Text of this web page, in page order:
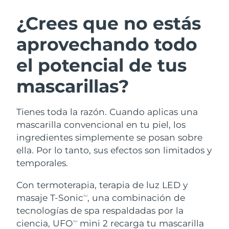
¿Crees que no estás
aprovechando todo
el potencial de tus
mascarillas?
Tienes toda la razón. Cuando aplicas una
mascarilla convencional en tu piel, los
ingredientes simplemente se posan sobre
ella. Por lo tanto, sus efectos son limitados y
temporales.
Con termoterapia, terapia de luz LED y
masaje T-SonicTM, una combinación de
tecnologías de spa respaldadas por la
ciencia, UFOTM
mini 2 recarga tu mascarilla
Limpieza facial
LUNA™ 4 pack
Anti-aging massage
LUNA™ 4 Plus
Massage, LED heating
LUNA™ 4 Men
For men, anti-aging massage
Lifting facial
BEAR™ 2 pack
Microcurrent toning
BEAR™ 2 go
Microcurrent toning on-the-go
BEAR™ 2 eyes & lips
Microcurrent line smoothing device
Hidratación
UFO™ 3 pack
Deep facial hydration
UFO™ 3 LED
Near-infrared and red light therapy
device
Cuidado bucal
issa™ 4
Hybrid silicone sonic toothbrush
issa™ 4 plus
Smart hybrid silicone sonic toothbrush
TRATAMIENTO ANTIEDAD FAQ™
Antiedad Tratamientos LED
Austria Entrega prevista8/10/26
Baréin Entrega prevista8/11/26
Bélgica Entrega prevista
Bermudas
Bosnia y Herzegovina Entrega prevista8/13/26
Brunéi Entrega prevista8/15/26
Bulgaria
Canadá Entrega prevista8/14/26
Chile Entrega prevista